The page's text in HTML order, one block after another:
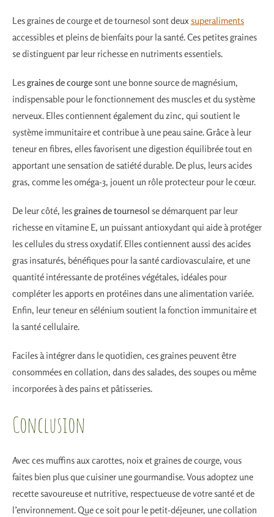
Les graines de courge et de tournesol sont deux superaliments
accessibles et pleins de bienfaits pour la santé. Ces petites graines
se distinguent par leur richesse en nutriments essentiels.
Lesgraines de courge sont une bonne source de magnésium,
indispensable pour le fonctionnement des muscles et du système
nerveux. Elles contiennent également du zinc, qui soutient le
système immunitaire et contribue à une peau saine. Grâce à leur
teneur en fibres, elles favorisent une digestion équilibrée tout en
apportant une sensation de satiété durable. De plus, leurs acides
gras, comme les oméga-3, jouent un rôle protecteur pour le cœur.
De leur côté, lesgraines de tournesol se démarquent par leur
richesse en vitamine E, un puissant antioxydant qui aide à protéger
les cellules du stress oxydatif. Elles contiennent aussi des acides
gras insaturés, bénéfiques pour la santé cardiovasculaire, et une
quantité intéressante de protéines végétales, idéales pour
compléter les apports en protéines dans une alimentation variée.
Enfin, leur teneur en sélénium soutient la fonction immunitaire et
la santé cellulaire.
Faciles à intégrer dans le quotidien, ces graines peuvent être
consommées en collation, dans des salades, des soupes ou même
incorporées à des pains et pâtisseries.
Conclusion
Avec ces muffins aux carottes, noix et graines de courge, vous
faites bien plus que cuisiner une gourmandise. Vous adoptez une
recette savoureuse et nutritive, respectueuse de votre santé et de
l’environnement. Que ce soit pour le petit-déjeuner, une collation